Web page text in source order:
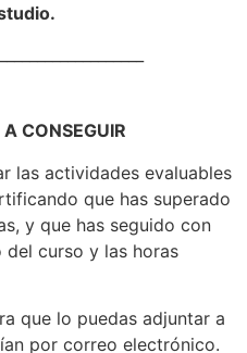
CONSEGUIR
las actividades evaluables
que has superado
y que has seguido con
curso y las horas
que lo puedas adjuntar a
por correo electrónico.